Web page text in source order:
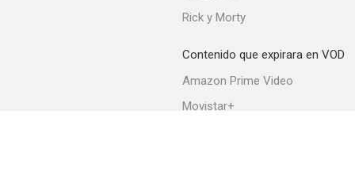
Rick y Morty
Contenido que expirara en VOD
Amazon Prime Video
Movistar+